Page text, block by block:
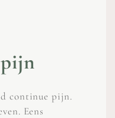
continue pijn.
Eens